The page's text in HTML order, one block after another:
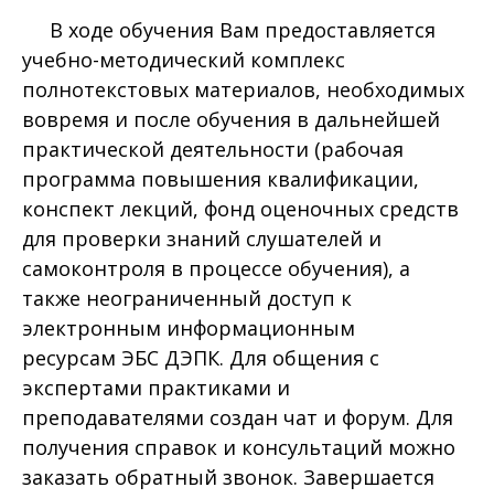
В ходе обучения Вам предоставляется
учебно-методический комплекс
полнотекстовых материалов, необходимых
вовремя и после обучения в дальнейшей
практической деятельности (рабочая
программа повышения квалификации,
конспект лекций, фонд оценочных средств
для проверки знаний слушателей и
самоконтроля в процессе обучения), а
также неограниченный доступ к
электронным информационным
ресурсам ЭБС ДЭПК. Для общения с
экспертами практиками и
преподавателями создан чат и форум. Для
получения справок и консультаций можно
заказать обратный звонок. Завершается